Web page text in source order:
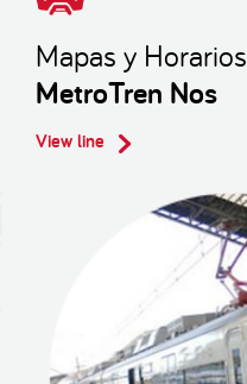
Mapas y Horarios
MetroTren Nos
View line